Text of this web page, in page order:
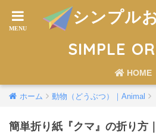
シンプル
SIMPLE
HOME
ホーム 動物（どうぶつ）｜Animal
簡単折り紙『クマ』の折り方